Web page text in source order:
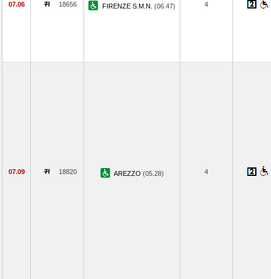
07.06 18656 FIRENZE S.M.N. (06.47) 4
07.09 18820 AREZZO (05.28) 4